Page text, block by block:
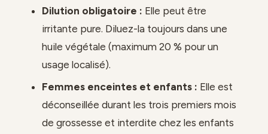
Dilution obligatoire : Elle peut être
irritante pure. Diluez-la toujours dans une
huile végétale (maximum 20 % pour un
usage localisé).
Femmes enceintes et enfants : Elle est
déconseillée durant les trois premiers mois
de grossesse et interdite chez les enfants